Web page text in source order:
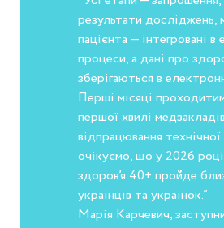
результати досліджень,
пацієнта — інтегровані в
процеси, а дані про
зберігаються в
Перші місяці
першої хвилі
відпрацювання
очікуємо, що у 2026
здоров’я 40+ пройде
українців та українок.”
Марія Карчевич,